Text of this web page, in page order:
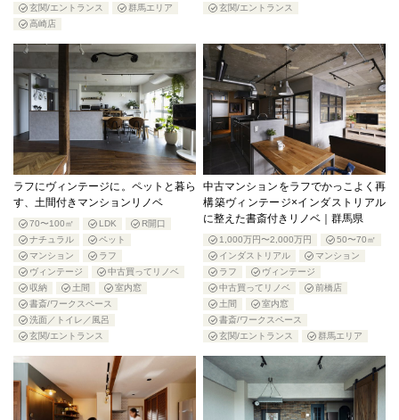
玄関/エントランス
群馬エリア
高崎店
玄関/エントランス
ラフにヴィンテージに。ペットと暮ら
す、土間付きマンションリノベ
70〜100㎡ LDK
R開口
ナチュラル
ペット
マンション
ラフ
ヴィンテージ
中古買ってリノベ
収納
土間
室内窓
書斎/ワークスペース
洗面／トイレ／風呂
玄関/エントランス
中古マンションをラフでかっこよく再
構築ヴィンテージ×インダストリアル
に整えた書斎付きリノベ｜群馬県
1,000万円〜2,000万円
50〜70㎡
インダストリアル
マンション
ラフ
ヴィンテージ
中古買ってリノベ
前橋店
土間
室内窓
書斎/ワークスペース
玄関/エントランス
群馬エリア